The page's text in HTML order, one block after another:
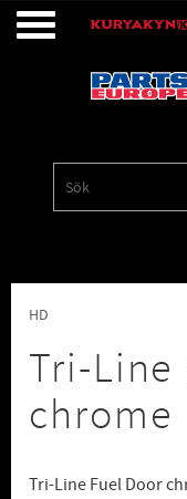
HD
Tri-Line
chrome
Tri-Line Fuel Door